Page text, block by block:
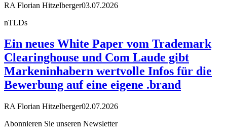
RA Florian Hitzelberger03.07.2026
nTLDs
Ein neues White Paper vom Trademark
Clearinghouse und Com Laude gibt
Markeninhabern wertvolle Infos für die
Bewerbung auf eine eigene .brand
RA Florian Hitzelberger02.07.2026
Abonnieren Sie unseren Newsletter